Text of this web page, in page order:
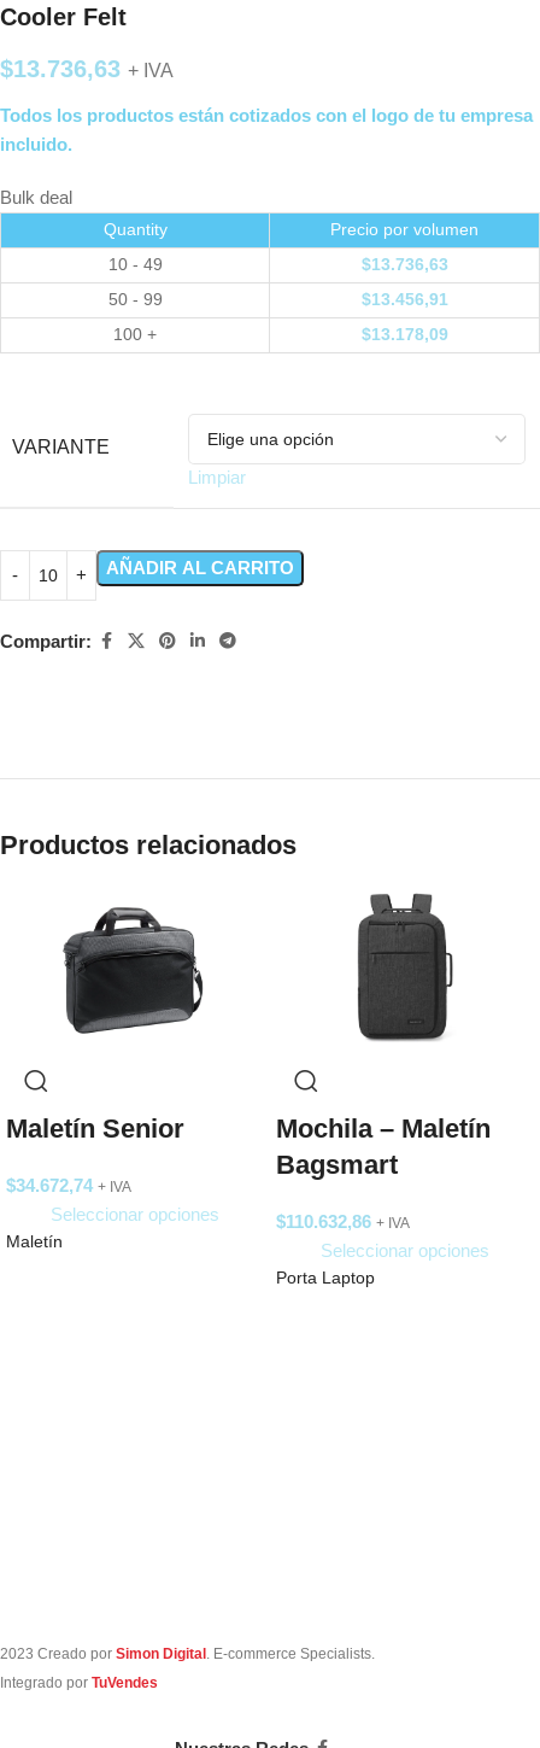
Cooler Felt
$13.736,63 + IVA
Todos los productos están cotizados con el logo de tu empresa
incluido.
Bulk deal
Quantity
Precio por volumen
10 - 49
$13.736,63
50 - 99
$13.456,91
100 +
$13.178,09
VARIANTE
Limpiar
AÑADIR AL CARRITO
Compartir:
Productos relacionados
Maletín Senior
$34.672,74 + IVA
Seleccionar opciones
Maletín
Mochila – Maletín
Bagsmart
$110.632,86 + IVA
Seleccionar opciones
Porta Laptop
2023 Creado por Simon Digital . E-commerce Specialists.
Integrado por TuVendes